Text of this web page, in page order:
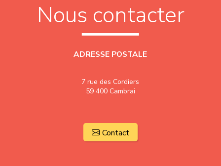
Nous contacter
ADRESSE POSTALE
7 rue des Cordiers
59 400 Cambrai
Contact